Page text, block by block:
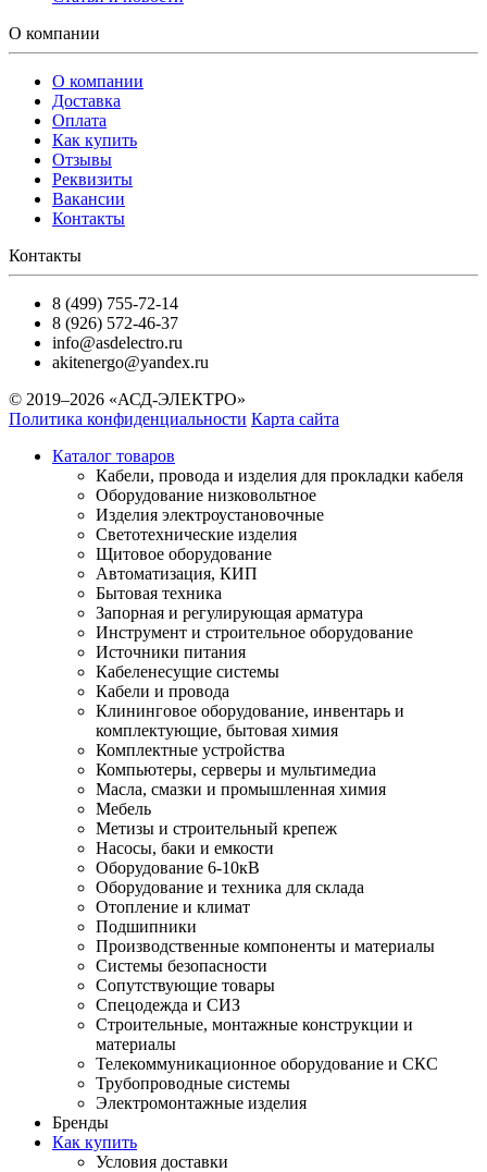
О компании
О компании
Доставка
Оплата
Как купить
Отзывы
Реквизиты
Вакансии
Контакты
Контакты
8 (499) 755-72-14
8 (926) 572-46-37
info@asdelectro.ru
akitenergo@yandex.ru
© 2019–2026 «АСД-ЭЛЕКТРО»
Политика конфиденциальности Карта сайта
Каталог товаров
Кабели, провода и изделия для прокладки кабеля
Оборудование низковольтное
Изделия электроустановочные
Светотехнические изделия
Щитовое оборудование
Автоматизация, КИП
Бытовая техника
Запорная и регулирующая арматура
Инструмент и строительное оборудование
Источники питания
Кабеленесущие системы
Кабели и провода
Клининговое оборудование, инвентарь и
комплектующие, бытовая химия
Комплектные устройства
Компьютеры, серверы и мультимедиа
Масла, смазки и промышленная химия
Мебель
Метизы и строительный крепеж
Насосы, баки и емкости
Оборудование 6-10кВ
Оборудование и техника для склада
Отопление и климат
Подшипники
Производственные компоненты и материалы
Системы безопасности
Сопутствующие товары
Спецодежда и СИЗ
Строительные, монтажные конструкции и
материалы
Телекоммуникационное оборудование и СКС
Трубопроводные системы
Электромонтажные изделия
Бренды
Как купить
Условия доставки